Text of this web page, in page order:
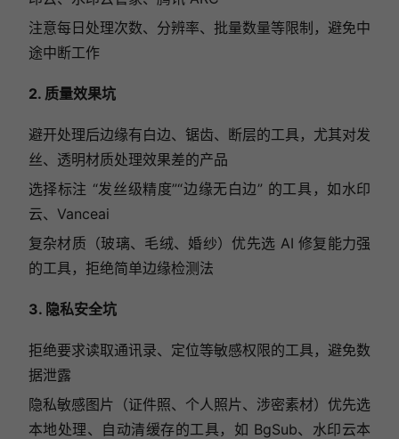
注意每日处理次数、分辨率、批量数量等限制，避免中
途中断工作
2. 质量效果坑
避开处理后边缘有白边、锯齿、断层的工具，尤其对发
丝、透明材质处理效果差的产品
选择标注 “发丝级精度”“边缘无白边” 的工具，如水印
云、Vanceai
复杂材质（玻璃、毛绒、婚纱）优先选 AI 修复能力强
的工具，拒绝简单边缘检测法
3. 隐私安全坑
拒绝要求读取通讯录、定位等敏感权限的工具，避免数
据泄露
隐私敏感图片（证件照、个人照片、涉密素材）优先选
本地处理、自动清缓存的工具，如 BgSub、水印云本